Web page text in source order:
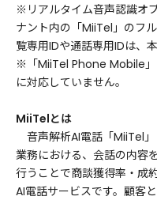
※リアルタイム音声認識オ
ナント内の「MiiTel」のフ
覧専用IDや通話専用IDは、
※「MiiTel Phone Mobile」
に対応していません。
MiiTelとは
音声解析AI電話「MiiTel
業務における、会話の内容
行うことで商談獲得率・成
AI電話サービスです。顧客